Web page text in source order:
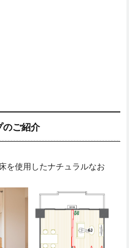
のご紹介
を使用したナチュラルなお